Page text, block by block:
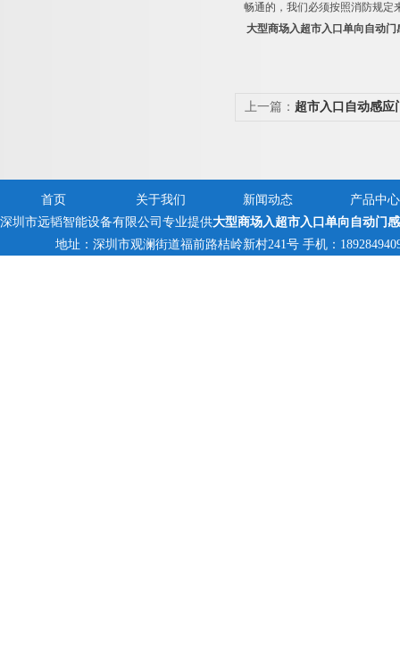
畅通的，我们必须按照消防规定
大型商场入超市入口单向自动门
上一篇： 超市入口自动感应
首页 关于我们 新闻动态
产品中心
深圳市远韬智能设备有限公司专业提供大型商场入超市入口单向自动门
地址：深圳市观澜街道福前路桔岭新村241号 手机：